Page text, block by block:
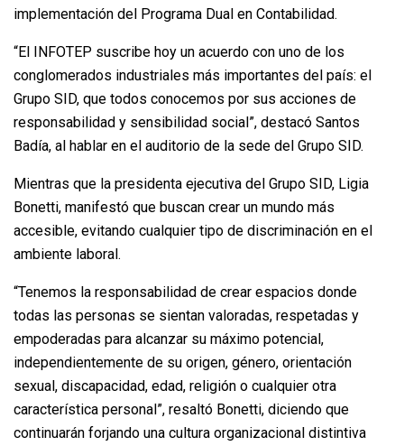
implementación del Programa Dual en Contabilidad.
“El INFOTEP suscribe hoy un acuerdo con uno de los
conglomerados industriales más importantes del país: el
Grupo SID, que todos conocemos por sus acciones de
responsabilidad y sensibilidad social”, destacó Santos
Badía, al hablar en el auditorio de la sede del Grupo SID.
Mientras que la presidenta ejecutiva del Grupo SID, Ligia
Bonetti, manifestó que buscan crear un mundo más
accesible, evitando cualquier tipo de discriminación en el
ambiente laboral.
“Tenemos la responsabilidad de crear espacios donde
todas las personas se sientan valoradas, respetadas y
empoderadas para alcanzar su máximo potencial,
independientemente de su origen, género, orientación
sexual, discapacidad, edad, religión o cualquier otra
característica personal”, resaltó Bonetti, diciendo que
continuarán forjando una cultura organizacional distintiva